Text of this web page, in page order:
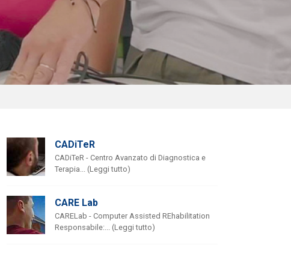
CADiTeR
CADiTeR - Centro Avanzato di Diagnostica e
Terapia... (Leggi tutto)
CARE Lab
CARELab - Computer Assisted REhabilitation
Responsabile:... (Leggi tutto)